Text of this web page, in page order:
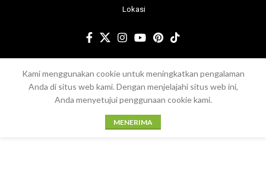
Lokasi
Kami menggunakan cookie untuk meningkatkan pengalaman
Anda di situs web kami. Dengan menjelajahi situs web ini,
Anda menyetujui penggunaan cookie kami.
MENERIMA